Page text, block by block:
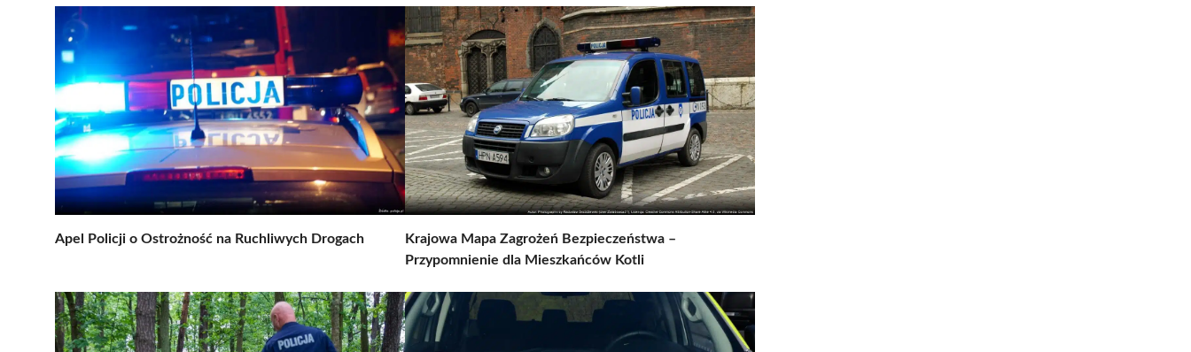
Apel Policji o Ostrożność na Ruchliwych Drogach
Krajowa Mapa Zagrożeń Bezpieczeństwa –
Przypomnienie dla Mieszkańców Kotli